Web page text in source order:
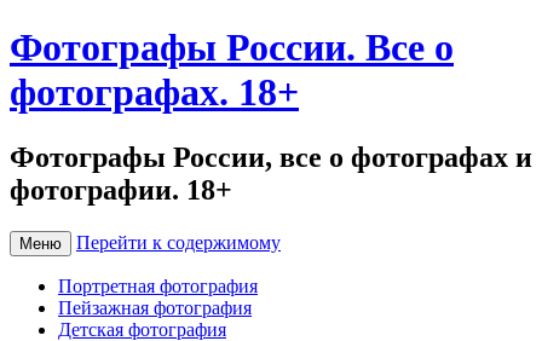
Фотографы России. Все о
фотографах. 18+
Фотографы России, все о фотографах и
фотографии. 18+
Меню Перейти к содержимому
Портретная фотография
Пейзажная фотография
Детская фотография